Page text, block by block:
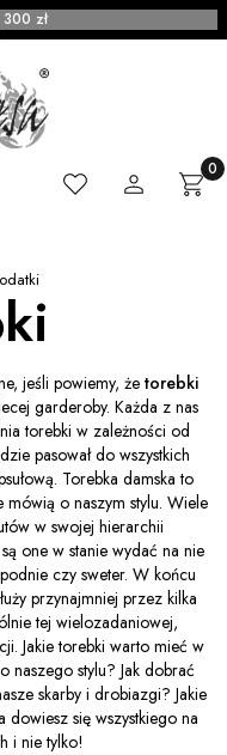
zł
UlubioneZaloguj się
jeśli powiemy, że torebki
garderoby. Każda z nas
torebki w zależności od
pasował do wszystkich
Torebka damska to
o naszym stylu. Wiele
w swojej hierarchii
one w stanie wydać na nie
czy sweter. W końcu
przynajmniej przez kilka
tej wielozadaniowej,
Jakie torebki warto mieć w
naszego stylu? Jak dobrać
skarby i drobiazgi? Jakie
się wszystkiego na
i nie tylko!